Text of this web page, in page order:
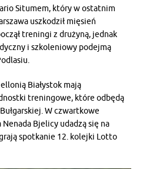
Situmem, który w ostatnim
uszkodził mięsień
treningi z drużyną, jednak
i szkoleniowy podejmą
Białystok mają
treningowe, które odbędą
W czwartkowe
Bjelicy udadzą się na
spotkanie 12. kolejki Lotto